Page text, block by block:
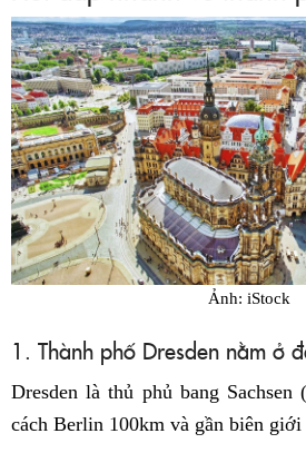
Ảnh: iStock
1. Thành phố Dresden nằm ở
Dresden là thủ phủ bang
cách Berlin 100km và gần biên giới